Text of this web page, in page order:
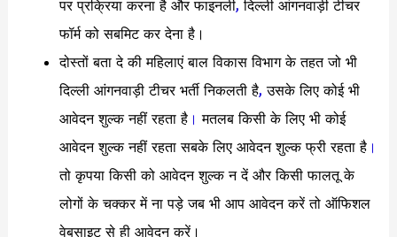
पर प्रक्रिया करना है और फाइनली, दिल्ली आंगनवाड़ी टीचर
फॉर्म को सबमिट कर देना है।
दोस्तों बता दे की महिलाएं बाल विकास विभाग के तहत जो भी
दिल्ली आंगनवाड़ी टीचर भर्ती निकलती है, उसके लिए कोई भी
आवेदन शुल्क नहीं रहता है। मतलब किसी के लिए भी कोई
आवेदन शुल्क नहीं रहता सबके लिए आवेदन शुल्क फ्री रहता है।
तो कृपया किसी को आवेदन शुल्क न दें और किसी फालतू के
लोगों के चक्कर में ना पड़े जब भी आप आवेदन करें तो ऑफिशल
वेबसाइट से ही आवेदन करें।